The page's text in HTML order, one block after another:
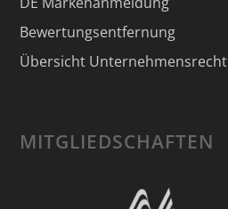
Bewertungsentfernung
Übersicht Unternehmensrecht
MITGLIEDSCHAFTEN